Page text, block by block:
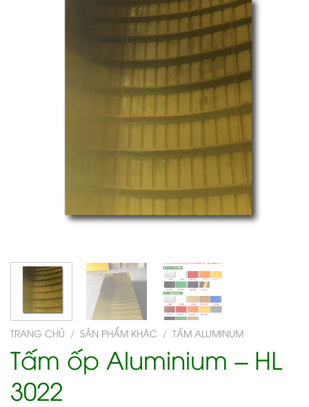
TRANG CHỦ / SẢN PHẨM KHÁC / TẤM ALUMINUM
Tấm ốp Aluminium – HL
3022